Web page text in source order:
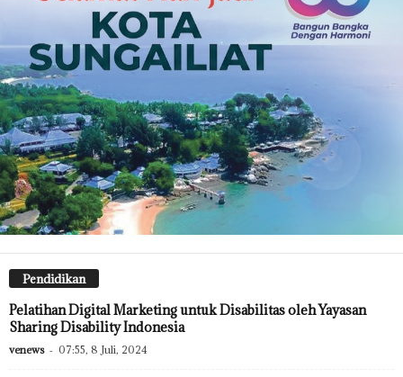
Pendidikan
Pelatihan Digital Marketing untuk Disabilitas oleh Yayasan
Sharing Disability Indonesia
venews - 07:55, 8 Juli, 2024